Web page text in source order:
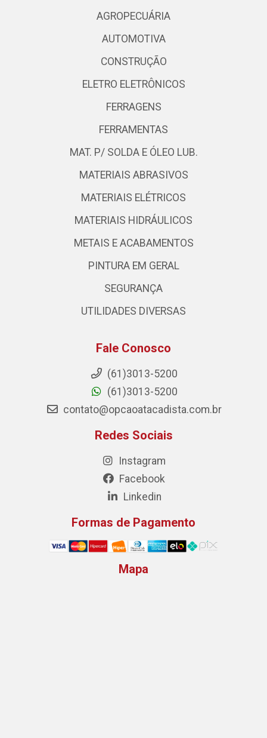
AGROPECUÁRIA
AUTOMOTIVA
CONSTRUÇÃO
ELETRO ELETRÔNICOS
FERRAGENS
FERRAMENTAS
MAT. P/ SOLDA E ÓLEO LUB.
MATERIAIS ABRASIVOS
MATERIAIS ELÉTRICOS
MATERIAIS HIDRÁULICOS
METAIS E ACABAMENTOS
PINTURA EM GERAL
SEGURANÇA
UTILIDADES DIVERSAS
Fale Conosco
(61)3013-5200
(61)3013-5200
contato@opcaoatacadista.com.br
Redes Sociais
Instagram
Facebook
Linkedin
Formas de Pagamento
Mapa